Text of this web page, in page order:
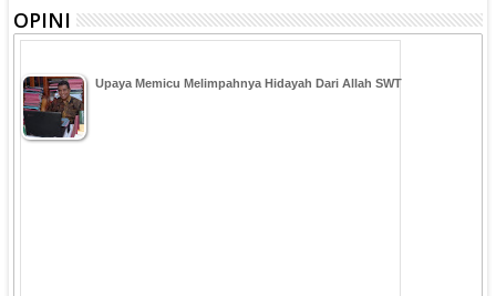
OPINI
Upaya Memicu Melimpahnya Hidayah Dari Allah SWT